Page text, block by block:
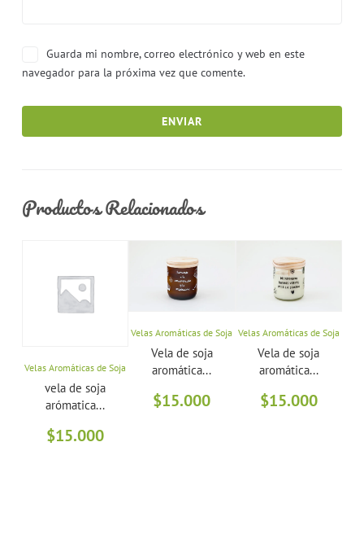
Guarda mi nombre, correo electrónico y web en este
navegador para la próxima vez que comente.
Productos Relacionados
Velas Aromáticas de Soja
vela de soja
arómatica...
$15.000
Velas Aromáticas de Soja
Vela de soja
aromática...
$15.000
Velas Aromáticas de Soja
Vela de soja
aromática...
$15.000